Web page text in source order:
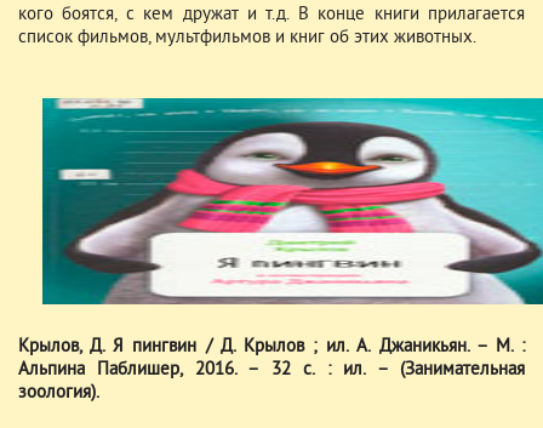
кого боятся, с кем дружат и т.д. В конце книги прилагается
список фильмов, мультфильмов и книг об этих животных.
Крылов, Д. Я пингвин / Д. Крылов ; ил. А. Джаникьян. – М. :
Альпина Паблишер, 2016. – 32 с. : ил. – (Занимательная
зоология).